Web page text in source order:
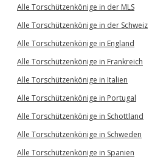
Alle Torschützenkönige in der MLS
Alle Torschützenkönige in der Schweiz
Alle Torschützenkönige in England
Alle Torschützenkönige in Frankreich
Alle Torschützenkönige in Italien
Alle Torschützenkönige in Portugal
Alle Torschützenkönige in Schottland
Alle Torschützenkönige in Schweden
Alle Torschützenkönige in Spanien